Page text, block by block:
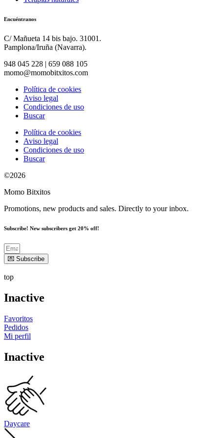
Encuéntranos
C/ Mañueta 14 bis bajo. 31001.
Pamplona/Iruña (Navarra).
948 045 228 | 659 088 105
momo@momobitxitos.com
Política de cookies
Aviso legal
Condiciones de uso
Buscar
Política de cookies
Aviso legal
Condiciones de uso
Buscar
©2026
Momo Bitxitos
Promotions, new products and sales. Directly to your inbox.
Subscribe! New subscribers get 20% off!
💌 Subscribe
top
Inactive
Favoritos
Pedidos
Mi perfil
Inactive
Daycare